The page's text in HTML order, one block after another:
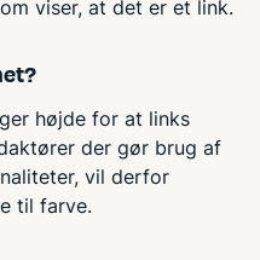
viser, at det er et link.
højde for at links
der gør brug af
vil derfor
til farve.